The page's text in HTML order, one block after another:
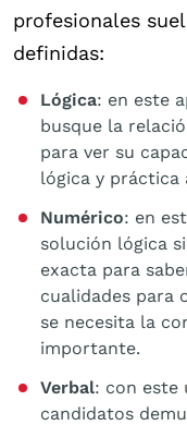
profesionales
definidas:
Lógica: en este
busque la
para ver su
lógica y práctica
Numérico: en
solución lógica
exacta para
cualidades para
se necesita la
importante.
Verbal: con este
candidatos